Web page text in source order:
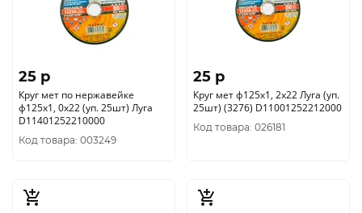
25 p
Круг мет по нержавейке
ф125х1, 0х22 (уп. 25шт) Луга
D11401252210000
Код товара: 003249
25 p
Круг мет ф125х1, 2х22 Луга (уп.
25шт) (3276) D11001252212000
Код товара: 026181